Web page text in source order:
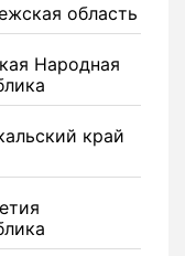
область
Народная
край